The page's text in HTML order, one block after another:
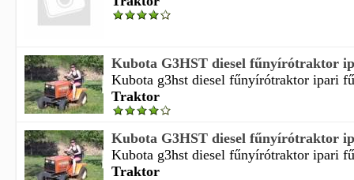
Kubota G3HST diesel fűnyírótraktor
Kubota g3hst diesel fűnyírótraktor ipari
Traktor
Kubota G3HST diesel fűnyírótraktor
Kubota g3hst diesel fűnyírótraktor ipari
Traktor